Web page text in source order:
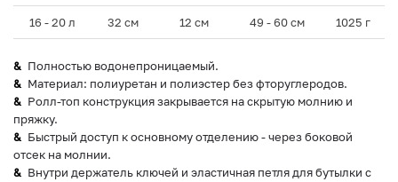
16 - 20 л 32 см 12 см 49 - 60 см 1025 г
Полностью водонепроницаемый.
Материал: полиуретан и полиэстер без фторуглеродов.
Ролл-топ конструкция закрывается на скрытую молнию и
пряжку.
Быстрый доступ к основному отделению - через боковой
отсек на молнии.
Внутри держатель ключей и эластичная петля для бутылки с